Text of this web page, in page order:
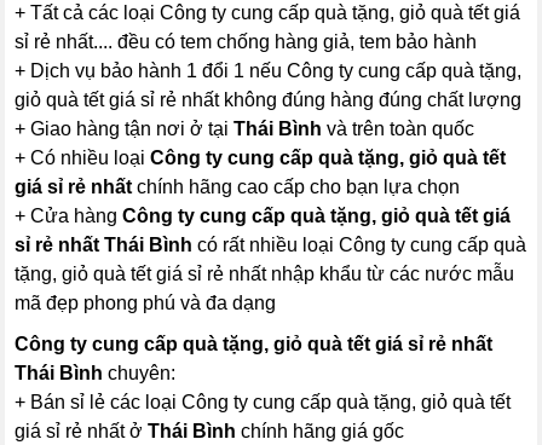
+ Tất cả các loại Công ty cung cấp quà tặng, giỏ quà tết giá
sỉ rẻ nhất.... đều có tem chống hàng giả, tem bảo hành
+ Dịch vụ bảo hành 1 đổi 1 nếu Công ty cung cấp quà tặng,
giỏ quà tết giá sỉ rẻ nhất không đúng hàng đúng chất lượng
+ Giao hàng tận nơi ở tạiThái Bình và trên toàn quốc
+ Có nhiều loạiCông ty cung cấp quà tặng, giỏ quà tết
giá sỉ rẻ nhất chính hãng cao cấp cho bạn lựa chọn
+ Cửa hàngCông ty cung cấp quà tặng, giỏ quà tết giá
sỉ rẻ nhất Thái Bình có rất nhiều loại Công ty cung cấp quà
tặng, giỏ quà tết giá sỉ rẻ nhất nhập khẩu từ các nước mẫu
mã đẹp phong phú và đa dạng
Công ty cung cấp quà tặng, giỏ quà tết giá sỉ rẻ nhất
Thái Bìnhchuyên:
+ Bán sỉ lẻ các loại Công ty cung cấp quà tặng, giỏ quà tết
giá sỉ rẻ nhất ởThái Bình chính hãng giá gốc